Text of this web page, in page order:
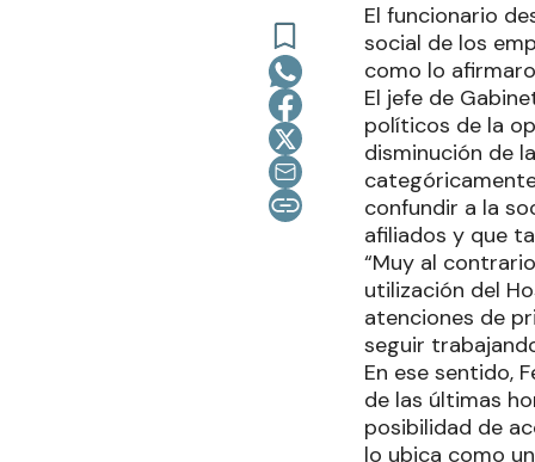
El funcionario
social de los
como lo
El jefe de
políticos de la
disminución de
confundir a la
afiliados y que
“Muy al
utilización del
atenciones de
seguir
En ese sentido,
de las últimas
posibilidad de
lo ubica como